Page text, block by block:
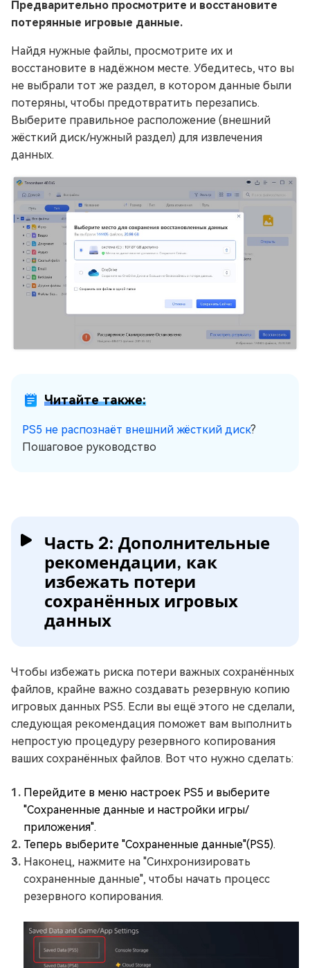
Предварительно просмотрите и восстановите
потерянные игровые данные.
Найдя нужные файлы, просмотрите их и
восстановите в надёжном месте. Убедитесь, что вы
не выбрали тот же раздел, в котором данные были
потеряны, чтобы предотвратить перезапись.
Выберите правильное расположение (внешний
жёсткий диск/нужный раздел) для извлечения
данных.
Читайте также:
PS5 не распознаёт внешний жёсткий диск?
Пошаговое руководство
Часть 2: Дополнительные
рекомендации, как
избежать потери
сохранённых игровых
данных
Чтобы избежать риска потери важных сохранённых
файлов, крайне важно создавать резервную копию
игровых данных PS5. Если вы ещё этого не сделали,
следующая рекомендация поможет вам выполнить
непростую процедуру резервного копирования
ваших сохранённых файлов. Вот что нужно сделать:
Перейдите в меню настроек PS5 и выберите
"Сохраненные данные и настройки игры/
приложения".
Теперь выберите "Сохраненные данные"(PS5).
Наконец, нажмите на "Синхронизировать
сохраненные данные", чтобы начать процесс
резервного копирования.